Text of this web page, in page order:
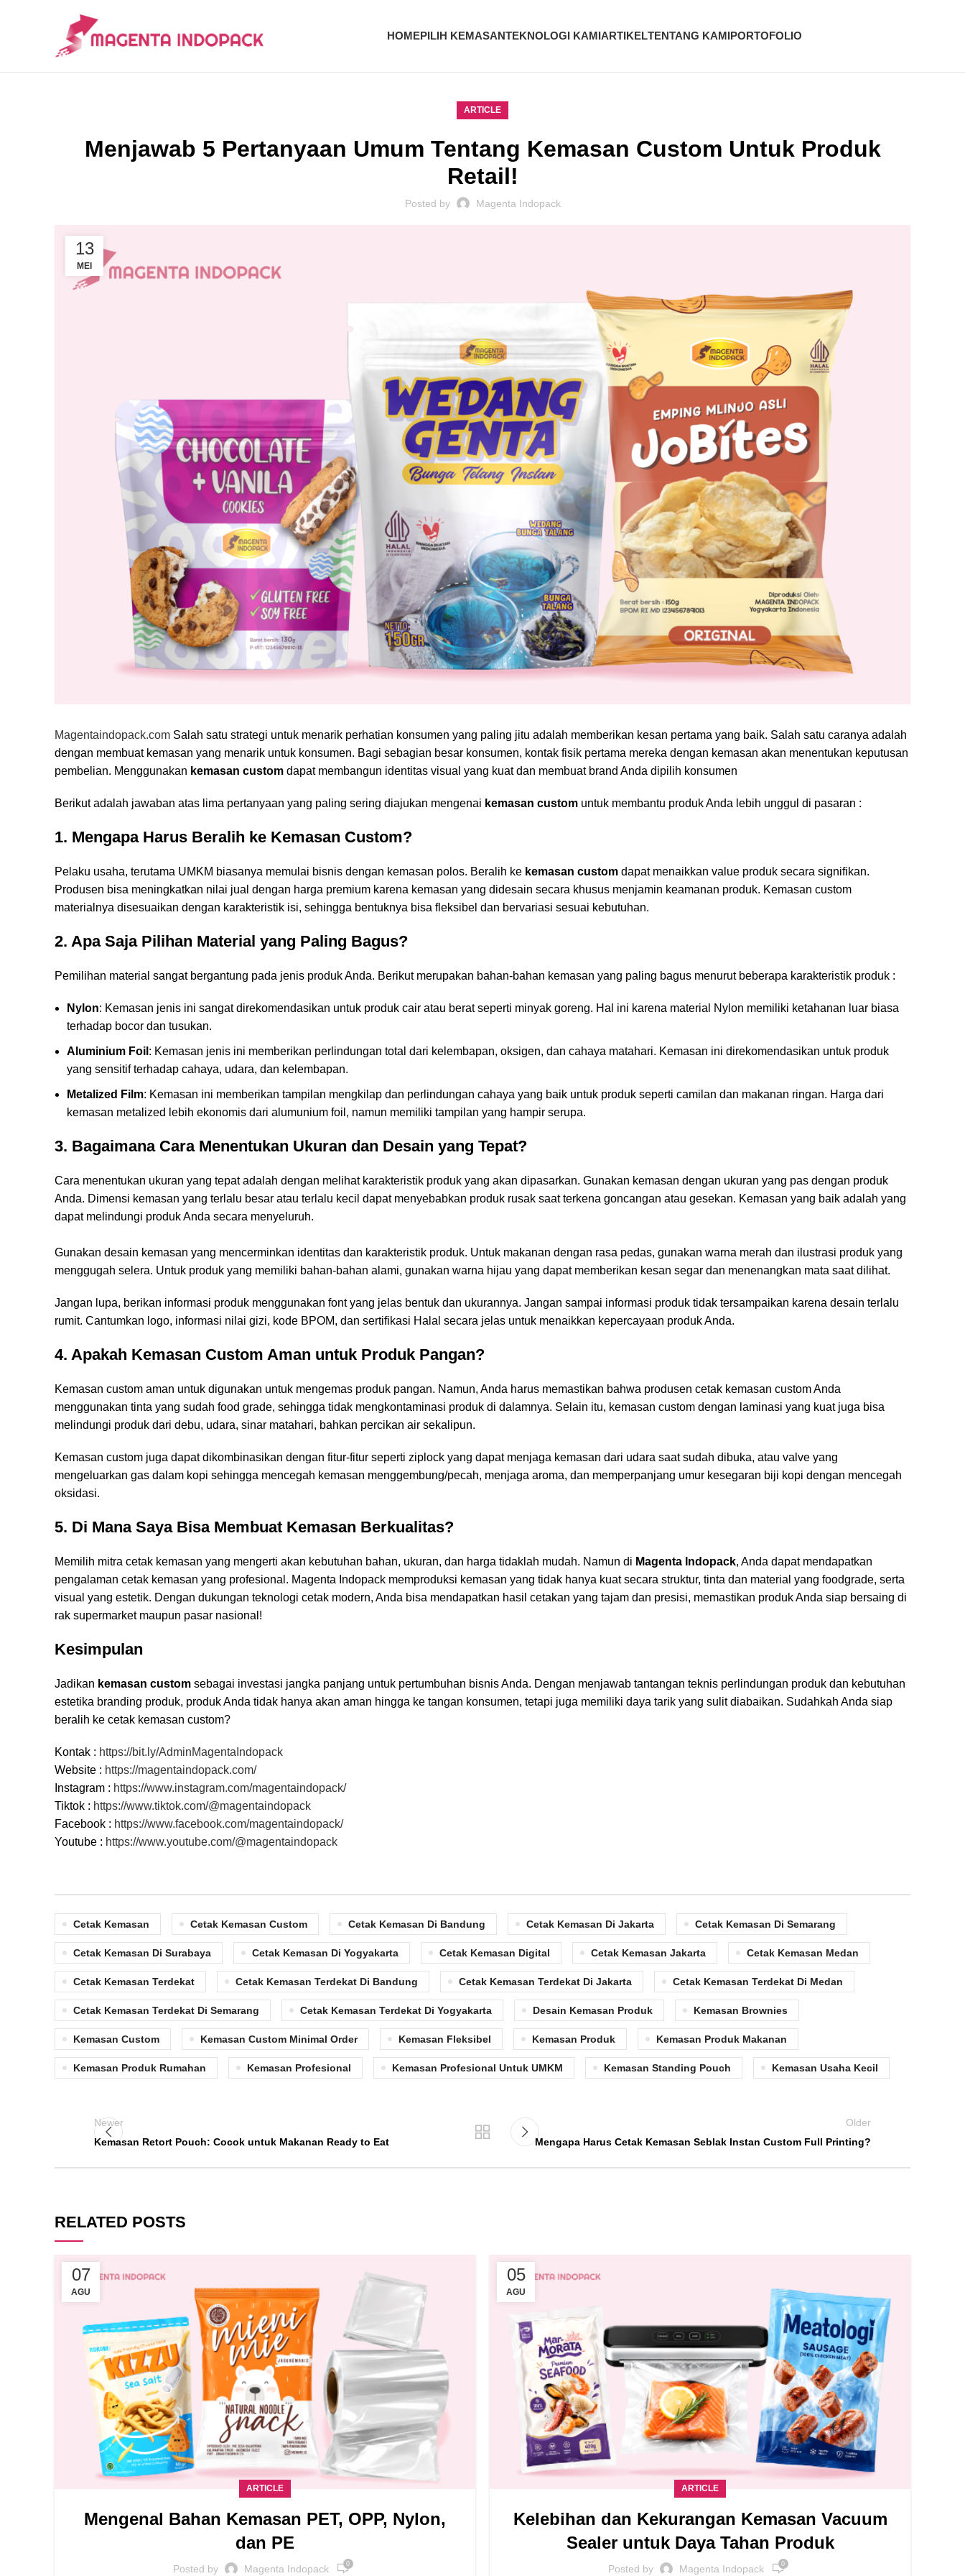
HOMEPILIH KEMASANTEKNOLOGI KAMIARTIKELTENTANG KAMIPORTOFOLIO
ARTICLE
Menjawab 5 Pertanyaan Umum Tentang Kemasan Custom Untuk Produk
Retail!
Posted by Magenta Indopack
13
MEI
Magentaindopack.com Salah satu strategi untuk menarik perhatian konsumen yang paling jitu adalah memberikan kesan pertama yang baik. Salah satu caranya adalah
dengan membuat kemasan yang menarik untuk konsumen. Bagi sebagian besar konsumen, kontak fisik pertama mereka dengan kemasan akan menentukan keputusan
pembelian. Menggunakan kemasan custom dapat membangun identitas visual yang kuat dan membuat brand Anda dipilih konsumen
Berikut adalah jawaban atas lima pertanyaan yang paling sering diajukan mengenai kemasan custom untuk membantu produk Anda lebih unggul di pasaran :
1. Mengapa Harus Beralih ke Kemasan Custom?
Pelaku usaha, terutama UMKM biasanya memulai bisnis dengan kemasan polos. Beralih ke kemasan custom dapat menaikkan value produk secara signifikan.
Produsen bisa meningkatkan nilai jual dengan harga premium karena kemasan yang didesain secara khusus menjamin keamanan produk. Kemasan custom
materialnya disesuaikan dengan karakteristik isi, sehingga bentuknya bisa fleksibel dan bervariasi sesuai kebutuhan.
2. Apa Saja Pilihan Material yang Paling Bagus?
Pemilihan material sangat bergantung pada jenis produk Anda. Berikut merupakan bahan-bahan kemasan yang paling bagus menurut beberapa karakteristik produk :
Nylon: Kemasan jenis ini sangat direkomendasikan untuk produk cair atau berat seperti minyak goreng. Hal ini karena material Nylon memiliki ketahanan luar biasa
terhadap bocor dan tusukan.
Aluminium Foil : Kemasan jenis ini memberikan perlindungan total dari kelembapan, oksigen, dan cahaya matahari. Kemasan ini direkomendasikan untuk produk
yang sensitif terhadap cahaya, udara, dan kelembapan.
Metalized Film: Kemasan ini memberikan tampilan mengkilap dan perlindungan cahaya yang baik untuk produk seperti camilan dan makanan ringan. Harga dari
kemasan metalized lebih ekonomis dari alumunium foil, namun memiliki tampilan yang hampir serupa.
3. Bagaimana Cara Menentukan Ukuran dan Desain yang Tepat?
Cara menentukan ukuran yang tepat adalah dengan melihat karakteristik produk yang akan dipasarkan. Gunakan kemasan dengan ukuran yang pas dengan produk
Anda. Dimensi kemasan yang terlalu besar atau terlalu kecil dapat menyebabkan produk rusak saat terkena goncangan atau gesekan. Kemasan yang baik adalah yang
dapat melindungi produk Anda secara menyeluruh.
Gunakan desain kemasan yang mencerminkan identitas dan karakteristik produk. Untuk makanan dengan rasa pedas, gunakan warna merah dan ilustrasi produk yang
menggugah selera. Untuk produk yang memiliki bahan-bahan alami, gunakan warna hijau yang dapat memberikan kesan segar dan menenangkan mata saat dilihat.
Jangan lupa, berikan informasi produk menggunakan font yang jelas bentuk dan ukurannya. Jangan sampai informasi produk tidak tersampaikan karena desain terlalu
rumit. Cantumkan logo, informasi nilai gizi, kode BPOM, dan sertifikasi Halal secara jelas untuk menaikkan kepercayaan produk Anda.
4. Apakah Kemasan Custom Aman untuk Produk Pangan?
Kemasan custom aman untuk digunakan untuk mengemas produk pangan. Namun, Anda harus memastikan bahwa produsen cetak kemasan custom Anda
menggunakan tinta yang sudah food grade, sehingga tidak mengkontaminasi produk di dalamnya. Selain itu, kemasan custom dengan laminasi yang kuat juga bisa
melindungi produk dari debu, udara, sinar matahari, bahkan percikan air sekalipun.
Kemasan custom juga dapat dikombinasikan dengan fitur-fitur seperti ziplock yang dapat menjaga kemasan dari udara saat sudah dibuka, atau valve yang
mengeluarkan gas dalam kopi sehingga mencegah kemasan menggembung/pecah, menjaga aroma, dan memperpanjang umur kesegaran biji kopi dengan mencegah
oksidasi.
5. Di Mana Saya Bisa Membuat Kemasan Berkualitas?
Memilih mitra cetak kemasan yang mengerti akan kebutuhan bahan, ukuran, dan harga tidaklah mudah. Namun di Magenta Indopack, Anda dapat mendapatkan
pengalaman cetak kemasan yang profesional. Magenta Indopack memproduksi kemasan yang tidak hanya kuat secara struktur, tinta dan material yang foodgrade, serta
visual yang estetik. Dengan dukungan teknologi cetak modern, Anda bisa mendapatkan hasil cetakan yang tajam dan presisi, memastikan produk Anda siap bersaing di
rak supermarket maupun pasar nasional!
Kesimpulan
Jadikan kemasan custom sebagai investasi jangka panjang untuk pertumbuhan bisnis Anda. Dengan menjawab tantangan teknis perlindungan produk dan kebutuhan
estetika branding produk, produk Anda tidak hanya akan aman hingga ke tangan konsumen, tetapi juga memiliki daya tarik yang sulit diabaikan. Sudahkah Anda siap
beralih ke cetak kemasan custom?
Kontak : https://bit.ly/AdminMagentaIndopack
Website : https://magentaindopack.com/
Instagram : https://www.instagram.com/magentaindopack/
Tiktok : https://www.tiktok.com/@magentaindopack
Facebook : https://www.facebook.com/magentaindopack/
Youtube : https://www.youtube.com/@magentaindopack
Cetak Kemasan Cetak Kemasan Custom Cetak Kemasan Di Bandung Cetak Kemasan Di Jakarta Cetak Kemasan Di Semarang
Cetak Kemasan Di Surabaya Cetak Kemasan Di Yogyakarta Cetak Kemasan Digital Cetak Kemasan Jakarta Cetak Kemasan Medan
Cetak Kemasan Terdekat Cetak Kemasan Terdekat Di Bandung Cetak Kemasan Terdekat Di Jakarta Cetak Kemasan Terdekat Di Medan
Cetak Kemasan Terdekat Di Semarang Cetak Kemasan Terdekat Di Yogyakarta Desain Kemasan Produk Kemasan Brownies
Kemasan Custom Kemasan Custom Minimal Order Kemasan Fleksibel Kemasan Produk Kemasan Produk Makanan
Kemasan Produk Rumahan Kemasan Profesional Kemasan Profesional Untuk UMKM Kemasan Standing Pouch Kemasan Usaha Kecil
Newer
Kemasan Retort Pouch: Cocok untuk Makanan Ready to Eat
Older
Mengapa Harus Cetak Kemasan Seblak Instan Custom Full Printing?
RELATED POSTS
07
AGU
ARTICLE
Mengenal Bahan Kemasan PET, OPP, Nylon,
dan PE
Posted by Magenta Indopack 0
05
AGU
ARTICLE
Kelebihan dan Kekurangan Kemasan Vacuum
Sealer untuk Daya Tahan Produk
Posted by Magenta Indopack 0